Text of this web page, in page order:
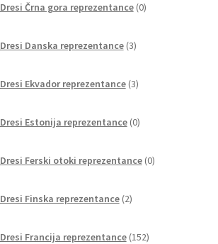
Dresi Črna gora reprezentance 0izdelkov
Dresi Danska reprezentance 3izdelki
Dresi Ekvador reprezentance 3izdelki
Dresi Estonija reprezentance 0izdelkov
Dresi Ferski otoki reprezentance 0izdelkov
Dresi Finska reprezentance 2izdelka
Dresi Francija reprezentance 152